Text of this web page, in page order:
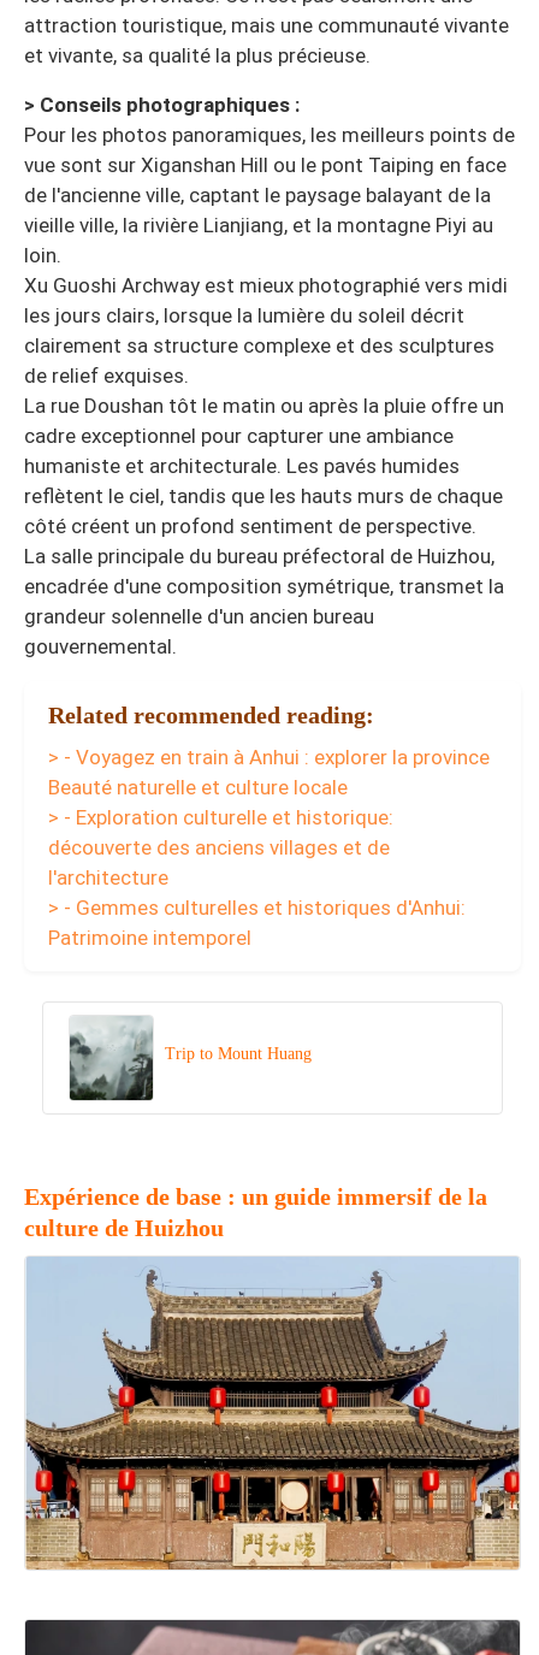
attraction touristique, mais une communauté vivante
et vivante, sa qualité la plus précieuse.
> Conseils photographiques :
Pour les photos panoramiques, les meilleurs points de
vue sont sur Xiganshan Hill ou le pont Taiping en face
de l'ancienne ville, captant le paysage balayant de la
vieille ville, la rivière Lianjiang, et la montagne Piyi au
loin.
Xu Guoshi Archway est mieux photographié vers midi
les jours clairs, lorsque la lumière du soleil décrit
clairement sa structure complexe et des sculptures
de relief exquises.
La rue Doushan tôt le matin ou après la pluie offre un
cadre exceptionnel pour capturer une ambiance
humaniste et architecturale. Les pavés humides
reflètent le ciel, tandis que les hauts murs de chaque
côté créent un profond sentiment de perspective.
La salle principale du bureau préfectoral de Huizhou,
encadrée d'une composition symétrique, transmet la
grandeur solennelle d'un ancien bureau
gouvernemental.
Related recommended reading:
> - Voyagez en train à Anhui : explorer la province
Beauté naturelle et culture locale
> - Exploration culturelle et historique:
découverte des anciens villages et de
l'architecture
> - Gemmes culturelles et historiques d'Anhui:
Patrimoine intemporel
Trip to Mount Huang
Expérience de base : un guide immersif de la
culture de Huizhou